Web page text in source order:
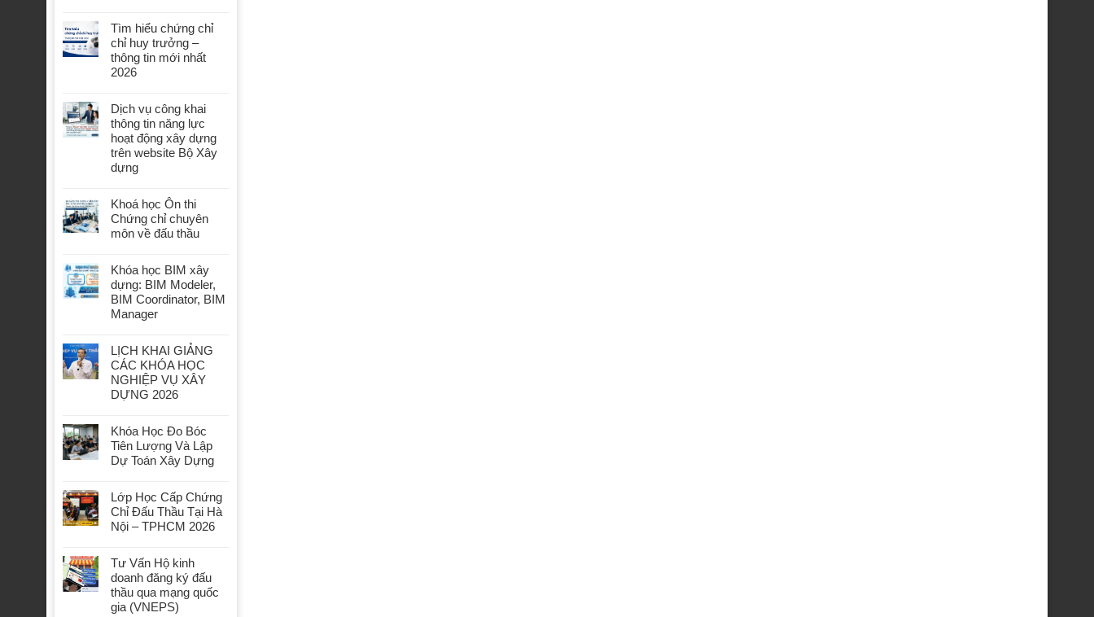
Tìm hiểu chứng chỉ
chỉ huy trưởng –
thông tin mới nhất
2026
Dịch vụ công khai
thông tin năng lực
hoạt động xây dựng
trên website Bộ Xây
dựng
Khoá học Ôn thi
Chứng chỉ chuyên
môn về đấu thầu
Khóa học BIM xây
dựng: BIM Modeler,
BIM Coordinator, BIM
Manager
LỊCH KHAI GIẢNG
CÁC KHÓA HỌC
NGHIỆP VỤ XÂY
DỰNG 2026
Khóa Học Đo Bóc
Tiên Lượng Và Lập
Dự Toán Xây Dựng
Lớp Học Cấp Chứng
Chỉ Đấu Thầu Tại Hà
Nội – TPHCM 2026
Tư Vấn Hộ kinh
doanh đăng ký đấu
thầu qua mạng quốc
gia (VNEPS)